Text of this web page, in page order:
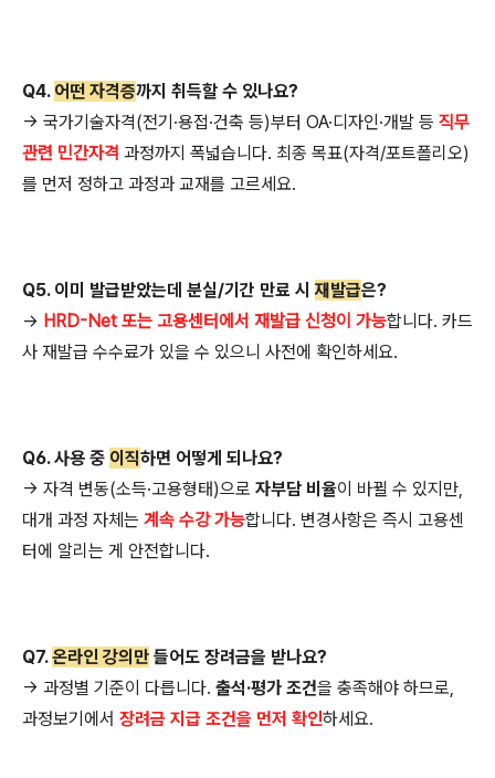
Q4. 어떤 자격증까지 취득할 수 있나요?
→ 국가기술자격(전기·용접·건축 등)부터 OA·디자인·개발 등 직무
관련 민간자격 과정까지 폭넓습니다. 최종 목표(자격/포트폴리오)
를 먼저 정하고 과정과 교재를 고르세요.
Q5. 이미 발급받았는데 분실/기간 만료 시 재발급은?
→ HRD-Net 또는 고용센터에서 재발급 신청이 가능합니다. 카드
사 재발급 수수료가 있을 수 있으니 사전에 확인하세요.
Q6. 사용 중 이직하면 어떻게 되나요?
→ 자격 변동(소득·고용형태)으로 자부담 비율이 바뀔 수 있지만,
대개 과정 자체는 계속 수강 가능합니다. 변경사항은 즉시 고용센
터에 알리는 게 안전합니다.
Q7.온라인 강의만 들어도 장려금을 받나요?
→ 과정별 기준이 다릅니다. 출석·평가 조건을 충족해야 하므로,
과정보기에서 장려금 지급 조건을 먼저 확인하세요.